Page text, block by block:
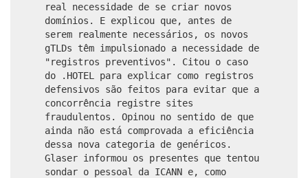
real necessidade de se criar novos
domínios. E explicou que, antes de
serem realmente necessários, os novos
gTLDs têm impulsionado a necessidade de
"registros preventivos". Citou o caso
do .HOTEL para explicar como registros
defensivos são feitos para evitar que a
concorrência registre sites
fraudulentos. Opinou no sentido de que
ainda não está comprovada a eficiência
dessa nova categoria de genéricos.
Glaser informou os presentes que tentou
sondar o pessoal da ICANN e, como